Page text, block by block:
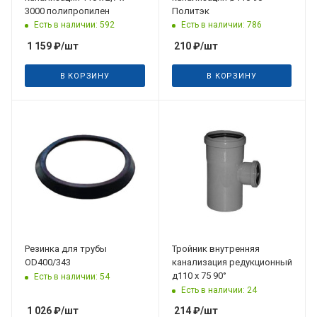
3000 полипропилен
Есть в наличии: 592
1 159₽/шт
В КОРЗИНУ
Политэк
Есть в наличии: 786
210₽/шт
В КОРЗИНУ
Резинка для трубы
OD400/343
Есть в наличии: 54
1 026₽/шт
Тройник внутренняя
канализация редукционный
д110 х 75 90°
Есть в наличии: 24
214₽/шт